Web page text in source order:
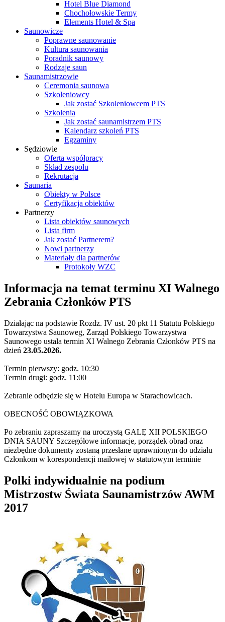
Hotel Blue Diamond
Chochołowskie Termy
Elements Hotel & Spa
Saunowicze
Poprawne saunowanie
Kultura saunowania
Poradnik saunowy
Rodzaje saun
Saunamistrzowie
Ceremonia saunowa
Szkoleniowcy
Jak zostać Szkoleniowcem PTS
Szkolenia
Jak zostać saunamistrzem PTS
Kalendarz szkoleń PTS
Egzaminy
Sędziowie
Oferta współpracy
Skład zespołu
Rekrutacja
Saunaria
Obiekty w Polsce
Certyfikacja obiektów
Partnerzy
Lista obiektów saunowych
Lista firm
Jak zostać Partnerem?
Nowi partnerzy
Materiały dla partnerów
Protokoły WZC
Informacja na temat terminu XI Walnego
Zebrania Członków PTS
Działając na podstawie Rozdz. IV ust. 20 pkt 11 Statutu Polskiego
Towarzystwa Saunoweg, Zarząd Polskiego Towarzystwa
Saunowego ustala termin XI Walnego Zebrania Członków PTS na
dzień 23.05.2026.
Termin pierwszy: godz. 10:30
Termin drugi: godz. 11:00
Zebranie odbędzie się w Hotelu Europa w Starachowicach.
OBECNOŚĆ OBOWIĄZKOWA
Po zebraniu zapraszamy na uroczystą GALĘ XII POLSKIEGO
DNIA SAUNY Szczegółowe informacje, porządek obrad oraz
niezbędne dokumenty zostaną przesłane uprawnionym do udziału
Członkom w korespondencji mailowej w statutowym terminie
Polki indywidualnie na podium
Mistrzostw Świata Saunamistrzów AWM
2017